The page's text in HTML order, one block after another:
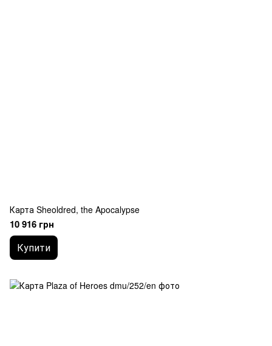
Карта Sheoldred, the Apocalypse
10 916 грн
Купити